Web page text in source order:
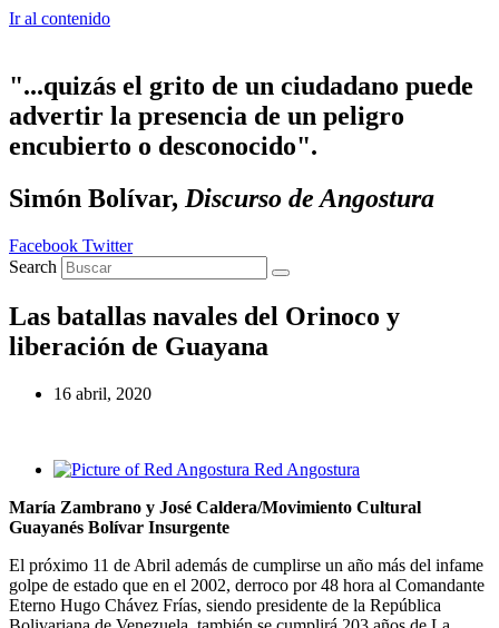
Ir al contenido
"...quizás el grito de un ciudadano puede
advertir la presencia de un peligro
encubierto o desconocido".
Simón Bolívar, Discurso de Angostura
Facebook Twitter
Search
Las batallas navales del Orinoco y
liberación de Guayana
16 abril, 2020
Red Angostura
María Zambrano y José Caldera/Movimiento Cultural
Guayanés Bolívar Insurgente
El próximo 11 de Abril además de cumplirse un año más del infame
golpe de estado que en el 2002, derroco por 48 hora al Comandante
Eterno Hugo Chávez Frías, siendo presidente de la República